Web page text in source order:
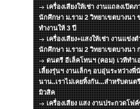
เครื่องเสียงให้เช่า งานแถลงเปิ
นักศึกษา ม.ราม 2 วิทยาเขตบางนา
ทำงานให้ 3 ปี
เครื่องเสียง+แสงให้เช่า งานแข่ง
นักศึกษา ม.ราม 2 วิทยาเขตบางนา
ดนตรี อีเล็คโทนฯ (คอม) เวทีทำเ
เลี้ยงรุ่นฯ งานเล็กๆ อบอุ่นระหว่างพี่
นาน..เราไม่เคยทิ้งกัน...สำหรับดน
มิวสิค
เครื่องเสียง แสง งานประกวดโฟ